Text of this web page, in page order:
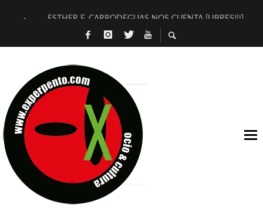
ESTHER F. CARRODEGUAS NOS CUENTA [LIBRES!!!]
[TERRA DE GUAPES] DE SANDRA MONFORT
TIMBRE 4, LA ESCUELA DEL DIRECTOR TEATRAL CLAUDIO
30 AÑOS (NO ES NADA) DE LA KATARSIS DEL TOMATAZO
MILITARES JUDÍAS EN #EXVITA
D’BALDOMEROS REINVENTAN [BITÁCORA 3.0] EN EXVITA
MARSHALL FLASH PRESENTA EN EXVITA [RELATIVA
JOFRE BARDAGÍ EN EXVITA INTERPRETANDO A SERRAT